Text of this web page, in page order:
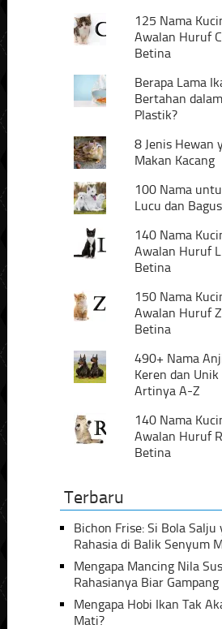
125 Nama
Awalan Huruf
Betina
Berapa Lama
Bertahan
Plastik?
8 Jenis Hewan
Makan Kacang
100 Nama
Lucu dan Bagus
140 Nama
Awalan Huruf
Betina
150 Nama
Awalan Huruf
Betina
490+ Nama
Keren dan Unik
Artinya A-Z
140 Nama
Awalan Huruf
Betina
Terbaru
Bichon Frise: Si Bola Salju
Rahasia di Balik Senyum
Mengapa Mancing Nila
Rahasianya Biar
Mengapa Hobi Ikan Tak
Mati?